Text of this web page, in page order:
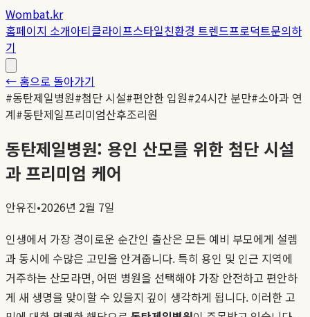
Wombat.kr
홈페이지 소개아티클라이프스타일친환경 트렌드프로덕트문의하
기
← 홈으로 돌아가기
#동탄제일병원#첨단 시설#편안한 입원#24시간 분만#소아과 연
계#동탄제일프리미엄산후조리원
동탄제일병원: 용인 산모를 위한 첨단 시설
과 프리미엄 케어
안유진•2026년 2월 7일
인생에서 가장 경이로운 순간인 출산은 모든 예비 부모에게 설렘
과 동시에 수많은 고민을 안겨줍니다. 특히 용인 및 인근 지역에
거주하는 산모라면, 어떤 병원을 선택해야 가장 안전하고 편안하
게 새 생명을 맞이할 수 있을지 깊이 생각하게 됩니다. 이러한 고